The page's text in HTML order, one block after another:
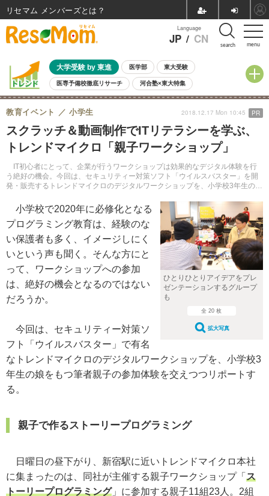
menu
Language
JP / CN search
大学受験 by 東進 医学部 東大受験
医専予備校徹底リサーチ 河合塾×東大特集
親子で考える大学選び 高校受験 中学受験 小学校受験
共通テスト 夏休み
8月開催イベント・WS 全国公立高校 過去問 人気記事
自由研究教材（小学生向け） 自由研究教材（中学生向け） ランキング
スクラッチ＆動画制作でITリテラシーを学ぶ、
トレンドマイクロ「親子ワークショップ」
IT初心者にとって、企業が行うワークショップは効果的なデジタル体験を行
う絶好の機会。今回は、セキュリティー対策ソフト「ウイルスバスター」を開
発・販売するトレンドマイクロのデジタルワークショップを、小学校3年生の娘
教育イベント 小学生 2018.12.17 Mon 10:45 PR
ひとりひとりアイデアをプレ
ゼンテーションするグループ
も
全 20 枚
拡大写真
小学校で2020年に必修化となる
プログラミング教育は、経験のな
い保護者も多く、イメージしにく
いという声も聞く。そんな方にと
って、ワークショップへの参加
は、絶好の機会となるのではない
だろうか。
今回は、セキュリティー対策ソ
フト「ウイルスバスター」で有名
なトレンドマイクロのデジタルワークショップを、小学校3
年生の娘をもつ筆者親子の参加体験を交えつつリポートす
る。
親子で作るストーリープログラミング
日曜日の昼下がり、新宿駅に近いトレンドマイクロ本社
に集まったのは、同社が主催する親子ワークショップ「 ス
トーリープログラミング」に参加する親子11組23人。2組
リセマム メンバーズ